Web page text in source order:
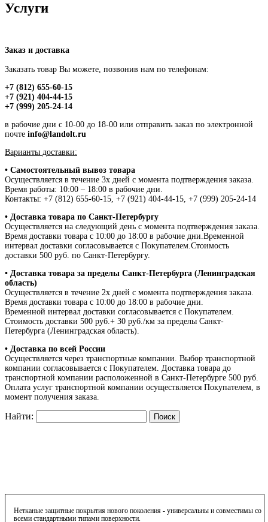
Услуги
Заказ и доставка
Заказать товар Вы можете, позвонив нам по телефонам:
+7 (812) 655-60-15
+7 (921) 404-44-15
+7 (999) 205-24-14
в рабочие дни с 10-00 до 18-00 или отправить заказ по электронной
почте info@landolt.ru
Варианты доставки:
• Самостоятельный вывоз товара
Осуществляется в течение 3х дней с момента подтверждения заказа.
Время работы: 10:00 – 18:00 в рабочие дни.
Контакты: +7 (812) 655-60-15, +7 (921) 404-44-15, +7 (999) 205-24-14
• Доставка товара по Санкт-Петербургу
Осуществляется на следующий день с момента подтверждения заказа.
Время доставки товара с 10:00 до 18:00 в рабочие дни.Временной
интервал доставки согласовывается с Покупателем.Стоимость
доставки 500 руб. по Санкт-Петербургу.
• Доставка товара за пределы Санкт-Петербурга (Ленинградская
область)
Осуществляется в течение 2х дней с момента подтверждения заказа.
Время доставки товара с 10:00 до 18:00 в рабочие дни.
Временной интервал доставки согласовывается с Покупателем.
Стоимость доставки 500 руб.+ 30 руб./км за пределы Санкт-
Петербурга (Ленинградская область).
• Доставка по всей России
Осуществляется через транспортные компании. Выбор транспортной
компании согласовывается с Покупателем. Доставка товара до
транспортной компании расположенной в Санкт-Петербурге 500 руб.
Оплата услуг транспортной компании осуществляется Покупателем, в
момент получения заказа.
Найти:
Нетканые защитные покрытия нового поколения - универсальны и совместимы со
всеми стандартными типами поверхности.